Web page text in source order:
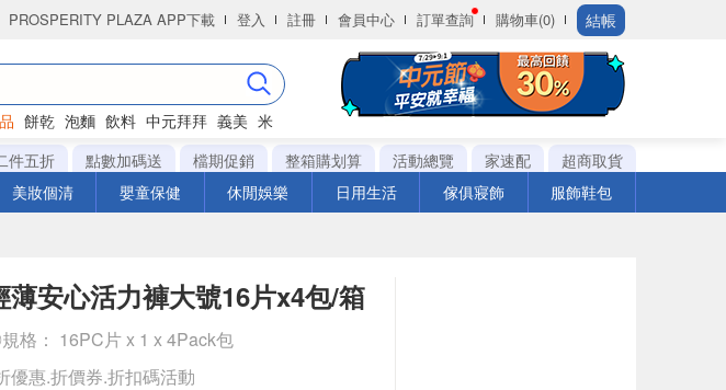
PROSPERITY PLAZA APP下載 登入 註冊 會員中心 訂單查詢 購物車(0) 結帳
餅乾 泡麵 飲料 中元拜拜 義美 米
件五折 點數加碼送 檔期促銷 整箱購划算 活動總覽 家速配
超商取貨
美妝個清 嬰童保健 休閒娛樂 日用生活 傢俱寢飾 服飾鞋包
安心活力褲大號16片x4包/箱
格： 16PC片 x 1 x 4Pack包
優惠.折價券.折扣碼活動